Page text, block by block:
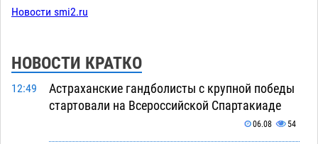
Новости smi2.ru
НОВОСТИ КРАТКО
12:49
Астраханские гандболисты с крупной победы
стартовали на Всероссийской Спартакиаде
06.08 54